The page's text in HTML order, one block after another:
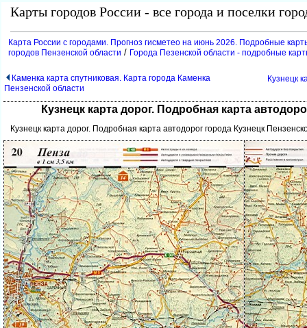
Карты городов России - все города и поселки
Карта России с городами. Прогноз гисметео на июнь 2026. Подробные
ородов Пензенской области / Города Пезенской области - подробные
Каменка карта спутниковая. Карта города Каменка
Пензенской области
Кузнецк
Кузнецк карта дорог. Подробная карта
Кузнецк карта дорог. Подробная карта автодорог города Кузнецк